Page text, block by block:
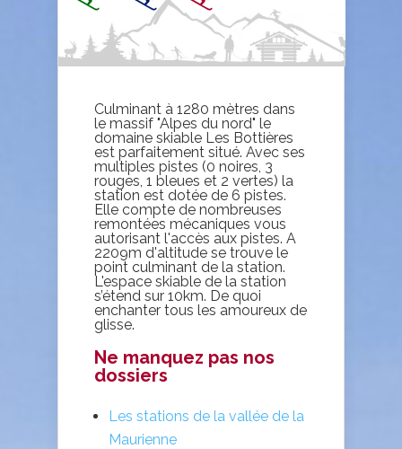
Culminant à 1280 mètres dans
le massif "Alpes du nord" le
domaine skiable Les Bottières
est parfaitement situé. Avec ses
multiples pistes (0 noires, 3
rouges, 1 bleues et 2 vertes) la
station est dotée de 6 pistes.
Elle compte de nombreuses
remontées mécaniques vous
autorisant l'accès aux pistes. A
2209m d'altitude se trouve le
point culminant de la station.
L'espace skiable de la station
s’étend sur 10km. De quoi
enchanter tous les amoureux de
glisse.
Ne manquez pas nos
dossiers
Les stations de la vallée de la
Maurienne